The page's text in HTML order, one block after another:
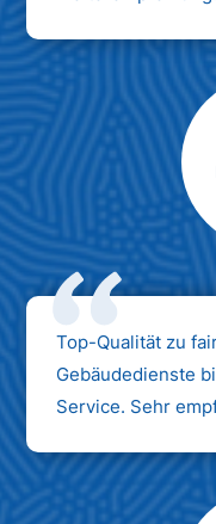
Top-Qualität zu
Gebäudedienste
Service. Sehr